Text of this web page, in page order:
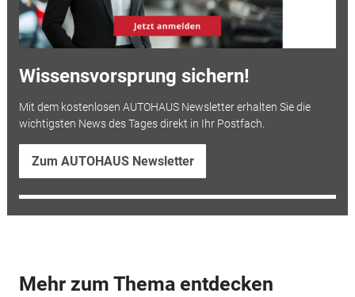
Wissensvorsprung sichern!
Mit dem kostenlosen AUTOHAUS Newsletter erhalten Sie die
wichtigsten News des Tages direkt in Ihr Postfach.
Zum AUTOHAUS Newsletter
Mehr zum Thema entdecken